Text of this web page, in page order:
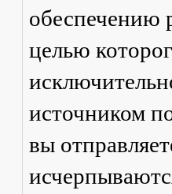
обеспечению
целью
источником
вы